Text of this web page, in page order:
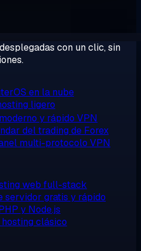
con un clic, sin
en la nube
ligero
y rápido VPN
del trading de Forex
multi-protocolo VPN
web full-stack
servidor gratis y rápido
y Node.js
clásico